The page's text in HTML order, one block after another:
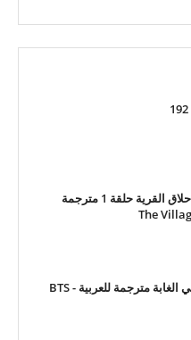
برنامج بارك بوغوم حلاق القرية حلقة 1 مترجمة
الحلقة 1 من بتس في الغابة مترجمة للعربية - BTS